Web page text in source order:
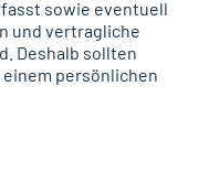
sowie eventuell
und vertragliche
Deshalb sollten
persönlichen